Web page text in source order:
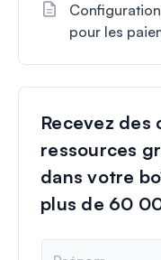
pour les
Recevez des
ressources
dans votre
plus de 60